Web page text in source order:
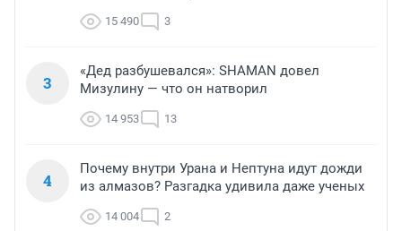
15 490 3
3
«Дед разбушевался»: SHAMAN довел
Мизулину — что он натворил
14 953 13
4
Почему внутри Урана и Нептуна идут дожди
из алмазов? Разгадка удивила даже ученых
14 004 2